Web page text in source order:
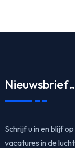
Schrijf u in en blijf
vacatures in de